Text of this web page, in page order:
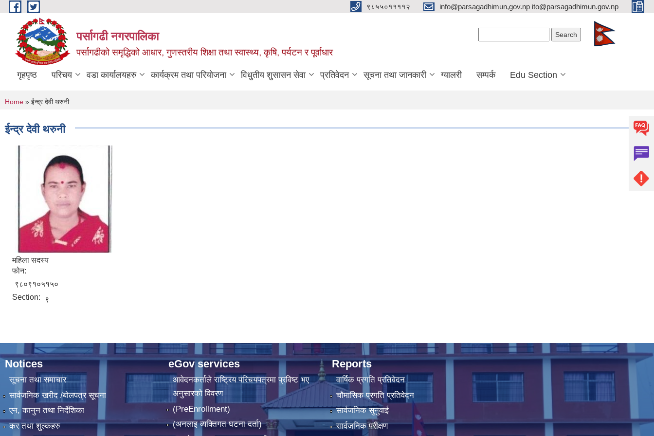
Skip to main content ९८५५०११११२ info@parsagadhimun,gov.np ito@parsagadhimun.gov.np
पर्सागढी नगरपालिका
पर्सागढीको समृद्धिको आधार, गुणस्तरीय शिक्षा तथा स्वास्थ्य, कृषि, पर्यटन र पूर्वाधार
गृहपृष्ठ परिचय वडा कार्यालयहरु कार्यक्रम तथा परियोजना विधुतीय शुसासन सेवा प्रतिवेदन सूचना तथा जानकारी ग्यालरी सम्पर्क Edu Section
You are here
Home » ईन्द्र देवी थरुनी
ईन्द्र देवी थरुनी
महिला सदस्य
फोन:
९८०९१०५१५०
Section:
९
Notices
सूचना तथा समाचार
सार्वजनिक खरीद /बोलपत्र सूचना
एन, कानुन तथा निर्देशिका
कर तथा शुल्कहरु
eGov services
आवेदनकर्ताले राष्‍ट्रिय परिचयपत्रमा प्रविष्ट भए
अनुसारको विवरण
(PreEnrollment)
(अनलाइ व्यक्तिगत घटना दर्ता)
Reports
वार्षिक प्रगति प्रतिवेदन
चौमासिक प्रगति प्रतिवेदन
सार्वजनिक सुनुवाई
सार्वजनिक परीक्षण